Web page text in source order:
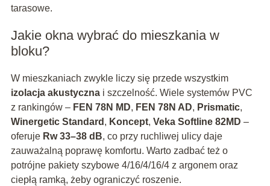
tarasowe.
Jakie okna wybrać do mieszkania w
bloku?
W mieszkaniach zwykle liczy się przede wszystkim
izolacja akustycznai szczelność. Wiele systemów PVC
z rankingów – FEN 78N MD, FEN 78N AD, Prismatic,
Winergetic Standard , Koncept, Veka Softline 82MD –
oferuje Rw 33–38 dB, co przy ruchliwej ulicy daje
zauważalną poprawę komfortu. Warto zadbać też o
potrójne pakiety szybowe 4/16/4/16/4 z argonem oraz
ciepłą ramką, żeby ograniczyć roszenie.